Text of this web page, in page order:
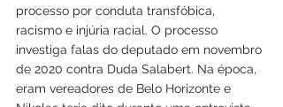
processo por conduta transfóbica,
racismo e injúria racial. O processo
investiga falas do deputado em novembro
de 2020 contra Duda Salabert. Na época,
eram vereadores de Belo Horizonte e